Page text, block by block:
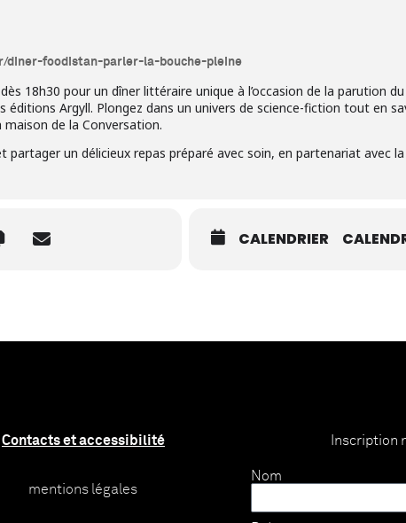
diner-foodistan-parler-la-bouche-pleine
18h30 pour un dîner littéraire unique à l’occasion de la parution
Argyll. Plongez dans un univers de science-fiction tout en
maison de la Conversation.
un délicieux repas préparé avec soin, en partenariat avec la
CALENDRIER
Contacts et accessibilité
mentions légales
Inscription
Nom